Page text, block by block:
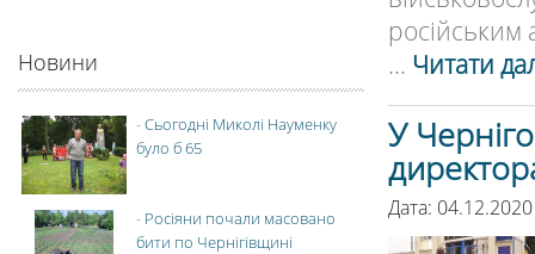
російським
... Читати
У
Дата:
Новини
-Сьогодні Миколі Науменку
було б 65
- Росіяни почали масовано
бити по Чернігівщині